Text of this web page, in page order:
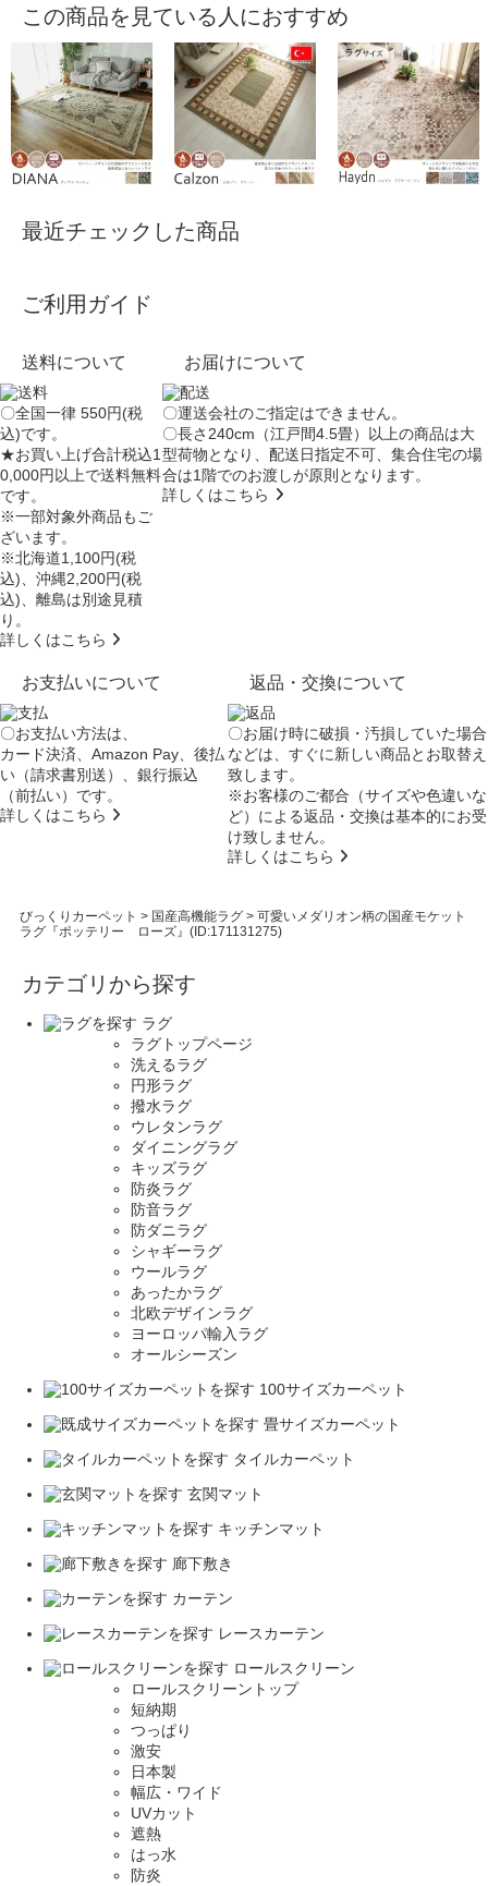
この商品を見ている人におすすめ
最近チェックした商品
ご利用ガイド
送料について
〇全国一律 550円(税
込)です。
★お買い上げ合計税込1
0,000円以上で送料無料
です。
※一部対象外商品もご
ざいます。
※北海道1,100円(税
込)、沖縄2,200円(税
込)、離島は別途見積
り。
詳しくはこちら
お届けについて
〇運送会社のご指定はできません。
〇長さ240cm（江戸間4.5畳）以上の商品は大
型荷物となり、配送日指定不可、集合住宅の場
合は1階でのお渡しが原則となります。
詳しくはこちら
お支払いについて
〇お支払い方法は、
カード決済、Amazon Pay、後払
い（請求書別送）、銀行振込
（前払い）です。
詳しくはこちら
返品・交換について
〇お届け時に破損・汚損していた場合
などは、すぐに新しい商品とお取替え
致します。
※お客様のご都合（サイズや色違いな
ど）による返品・交換は基本的にお受
け致しません。
詳しくはこちら
びっくりカーペット > 国産高機能ラグ> 可愛いメダリオン柄の国産モケット
ラグ『ポッテリー ローズ』(ID:171131275)
カテゴリから探す
ラグ
ラグトップページ
洗えるラグ
円形ラグ
撥水ラグ
ウレタンラグ
ダイニングラグ
キッズラグ
防炎ラグ
防音ラグ
防ダニラグ
シャギーラグ
ウールラグ
あったかラグ
北欧デザインラグ
ヨーロッパ輸入ラグ
オールシーズン
100サイズカーペット
畳サイズカーペット
タイルカーペット
玄関マット
キッチンマット
廊下敷き
カーテン
レースカーテン
ロールスクリーン
ロールスクリーントップ
短納期
つっぱり
激安
日本製
幅広・ワイド
UVカット
遮熱
はっ水
防炎